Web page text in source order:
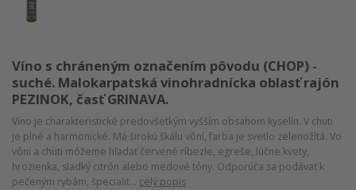
Víno s chráneným označením pôvodu (CHOP) -
suché. Malokarpatská vinohradnícka oblasť rajón
PEZINOK, časť GRINAVA.
Víno je charakteristické predovšetkým vyšším obsahom kyselín. V chuti
je plné a harmonické. Má širokú škálu vôní, farba je svetlo zelenožltá. Vo
vôni a chuti môžeme hľadať červené ríbezle, egreše, lúčne kvety,
hrozienka, sladký citrón alebo medové tóny. Odporúča sa podávať k
pečeným rybám, špecialit... celý popis